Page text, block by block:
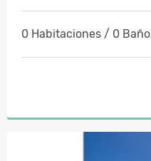
0 Habitaciones / 0